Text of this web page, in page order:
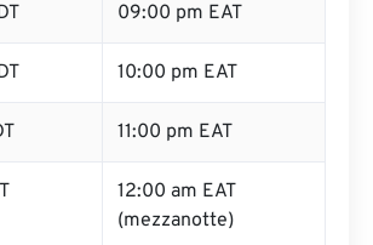
09:00 pm EAT
10:00 pm EAT
11:00 pm EAT
12:00 am EAT
(mezzanotte)